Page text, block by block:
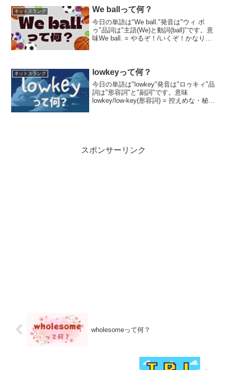
ネットスラング We ballって何？
今日の単語は"We ball."発音は"ウィ ボ
ゥ"品詞は"主語(We)と動詞(ball)"です。意
味We ball. = やるぞ！/いくぞ！かなり新
ネットスラング lowkeyって何？
今日の単語は"lowkey"発音は"ロゥキィ"品
詞は"形容詞"と"副詞"です。意味
lowkey/low-key(形容詞) = 控えめな・秘密
スポンサーリンク
wholesomeって何？